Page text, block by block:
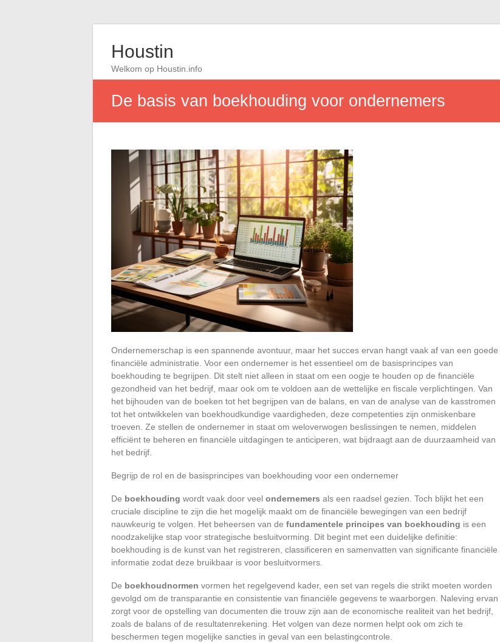
Houstin
Welkom op Houstin.info
De basis van boekhouding voor ondernemers
Ondernemerschap is een spannende avontuur, maar het succes ervan hangt vaak af van een goede
financiële administratie. Voor een ondernemer is het essentieel om de basisprincipes van
boekhouding te begrijpen. Dit stelt niet alleen in staat om een oogje te houden op de financiële
gezondheid van het bedrijf, maar ook om te voldoen aan de wettelijke en fiscale verplichtingen. Van
het bijhouden van de boeken tot het begrijpen van de balans, en van de analyse van de kasstromen
tot het ontwikkelen van boekhoudkundige vaardigheden, deze competenties zijn onmiskenbare
troeven. Ze stellen de ondernemer in staat om weloverwogen beslissingen te nemen, middelen
efficiënt te beheren en financiële uitdagingen te anticiperen, wat bijdraagt aan de duurzaamheid van
het bedrijf.
Begrijp de rol en de basisprincipes van boekhouding voor een ondernemer
De boekhouding wordt vaak door veel ondernemers als een raadsel gezien. Toch blijkt het een
cruciale discipline te zijn die het mogelijk maakt om de financiële bewegingen van een bedrijf
nauwkeurig te volgen. Het beheersen van de fundamentele principes van boekhouding is een
noodzakelijke stap voor strategische besluitvorming. Dit begint met een duidelijke definitie:
boekhouding is de kunst van het registreren, classificeren en samenvatten van significante financiële
informatie zodat deze bruikbaar is voor besluitvormers.
De boekhoudnormen vormen het regelgevend kader, een set van regels die strikt moeten worden
gevolgd om de transparantie en consistentie van financiële gegevens te waarborgen. Naleving ervan
zorgt voor de opstelling van documenten die trouw zijn aan de economische realiteit van het bedrijf,
zoals de balans of de resultatenrekening. Het volgen van deze normen helpt ook om zich te
beschermen tegen mogelijke sancties in geval van een belastingcontrole.